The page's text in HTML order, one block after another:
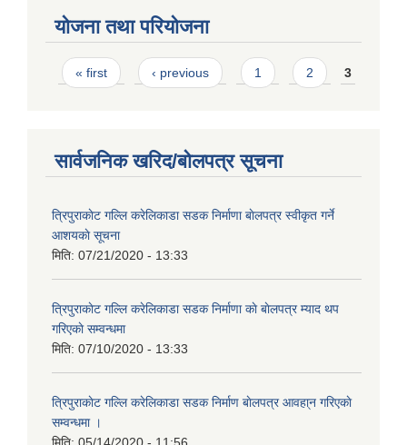
योजना तथा परियोजना
Pages
« first ‹ previous 1 2 3
सार्वजनिक खरिद/बोलपत्र सूचना
त्रिपुराकाेट गल्लि करेलिकाडा सडक निर्माणा बाेलपत्र स्वीकृत गर्ने
आशयकाे सूचना
मिति: 07/21/2020 - 13:33
त्रिपुराकाेट गल्लि करेलिकाडा सडक निर्माणा काे बाेलपत्र म्याद थप
गरिएकाे सम्वन्धमा
मिति: 07/10/2020 - 13:33
त्रिपुराकाेट गल्लि करेलिकाडा सडक निर्माण बाेलपत्र आवहा्न गरिएकाे
सम्वन्धमा ।